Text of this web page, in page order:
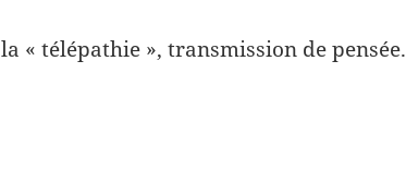
« télépathie », transmission de pensée.